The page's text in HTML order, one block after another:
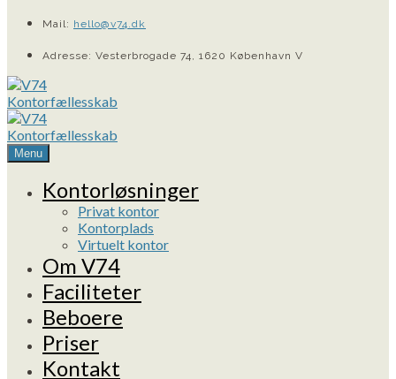
Mail: hello@v74.dk
Adresse: Vesterbrogade 74, 1620 København V
Menu
Kontorløsninger
Privat kontor
Kontorplads
Virtuelt kontor
Om V74
Faciliteter
Beboere
Priser
Kontakt